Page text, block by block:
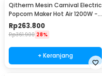
Qitherm Mesin Carnival Electric
Popcorn Maker Hot Air 1200W -
PM-2800
Rp263.800
Rp361.900 28%
+ Keranjang